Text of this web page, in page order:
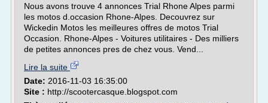
Nous avons trouve 4 annonces Trial Rhone Alpes parmi
les motos d.occasion Rhone-Alpes. Decouvrez sur
Wickedin Motos les meilleures offres de motos Trial
Occasion. Rhone-Alpes - Voitures utilitaires - Des milliers
de petites annonces pres de chez vous. Vend...
Lire la suite
Date: 2016-11-03 16:35:00
Site : http://scootercasque.blogspot.com